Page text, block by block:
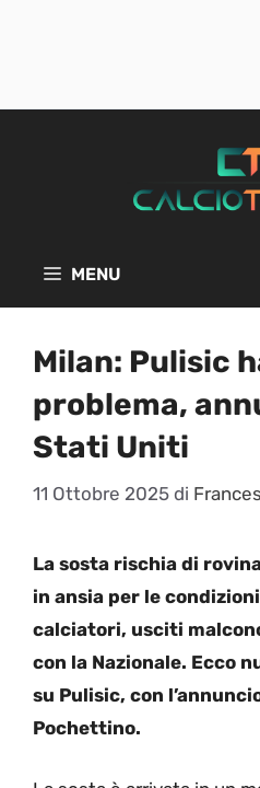
MENU
Milan: Pulisic
problema,
Stati Uniti
11 Ottobre 2025 di
La sosta rischia di
in ansia per le
calciatori, usciti
con la Nazionale. Ecco
su Pulisic, con
Pochettino.